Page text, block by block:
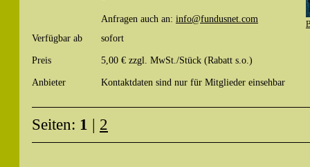
Anfragen auch an: info@fundusnet.com
Verfügbar ab
sofort
Preis 5,00 € zzgl. MwSt./Stück (Rabatt s.o.)
Anbieter Kontaktdaten sind nur für Mitglieder einsehbar
Seiten: 1 | 2